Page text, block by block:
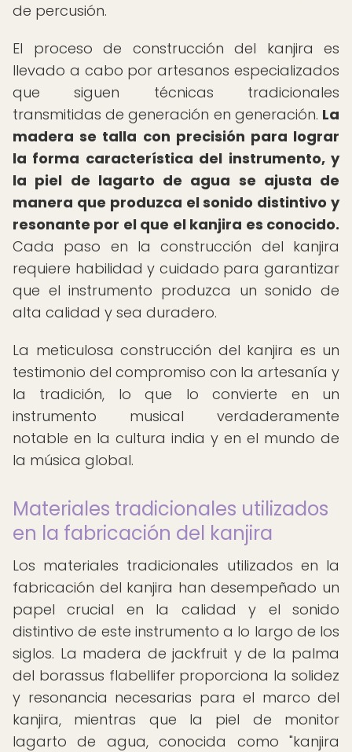
de percusión.
El proceso de construcción del kanjira es
llevado a cabo por artesanos especializados
que siguen técnicas tradicionales
transmitidas de generación en generación. La
madera se talla con precisión para lograr
la forma característica del instrumento, y
la piel de lagarto de agua se ajusta de
manera que produzca el sonido distintivo y
resonante por el que el kanjira es conocido.
Cada paso en la construcción del kanjira
requiere habilidad y cuidado para garantizar
que el instrumento produzca un sonido de
alta calidad y sea duradero.
La meticulosa construcción del kanjira es un
testimonio del compromiso con la artesanía y
la tradición, lo que lo convierte en un
instrumento musical verdaderamente
notable en la cultura india y en el mundo de
la música global.
Materiales tradicionales utilizados
en la fabricación del kanjira
Los materiales tradicionales utilizados en la
fabricación del kanjira han desempeñado un
papel crucial en la calidad y el sonido
distintivo de este instrumento a lo largo de los
siglos. La madera de jackfruit y de la palma
del borassus flabellifer proporciona la solidez
y resonancia necesarias para el marco del
kanjira, mientras que la piel de monitor
lagarto de agua, conocida como "kanjira